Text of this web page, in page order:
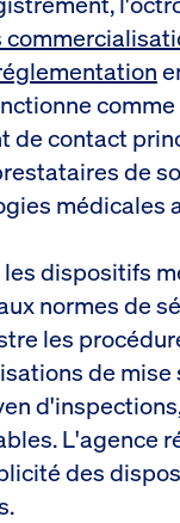
de contact
de
médicales
dispositifs
normes de
les
de
L'agence
des